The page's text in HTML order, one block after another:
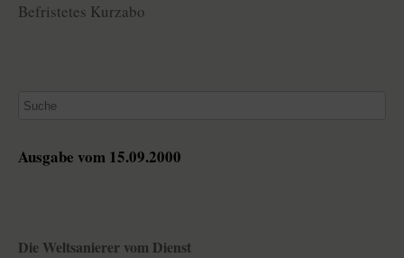
Befristetes Kurzabo
Ausgabe vom 15.09.2000
Die Weltsanierer vom Dienst